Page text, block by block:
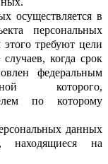
осуществляется в
персональных
требуют цели
когда срок
федеральным
которого,
по которому
данных
находящиеся на